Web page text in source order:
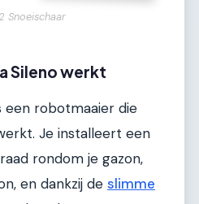
Snoeischaar
Sileno werkt
een robotmaaier die
Je installeert een
rondom je gazon,
en dankzij de slimme